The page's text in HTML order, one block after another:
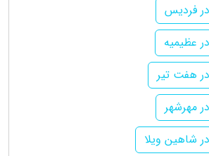
فردیس
عظیمیه
هفت تیر
مهرشهر
شاهین ویلا